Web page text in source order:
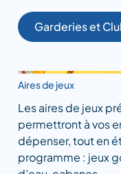
Garderies et
Aires de jeux
Les aires de jeux
permettront à vos
dépenser, tout en
programme : jeux